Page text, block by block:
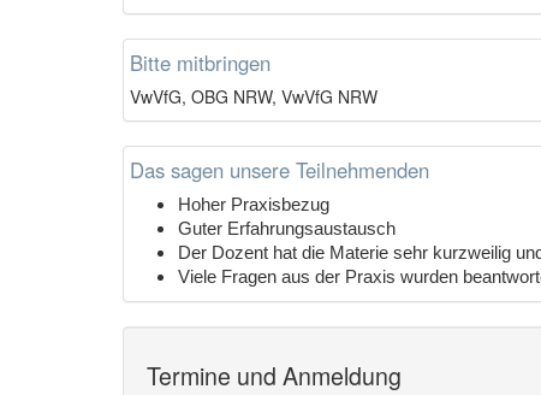
Bitte mitbringen
VwVfG, OBG NRW, VwVfG NRW
Das sagen unsere Teilnehmenden
Hoher Praxisbezug
Guter Erfahrungsaustausch
Der Dozent hat die Materie sehr kurzweilig
Viele Fragen aus der Praxis wurden
Termine und Anmeldung